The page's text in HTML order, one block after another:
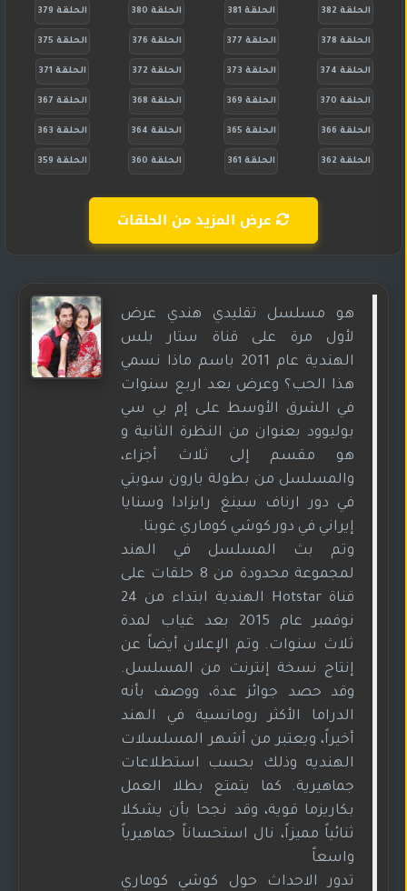
الحلقة 382 الحلقة 381 الحلقة 380 الحلقة 379
الحلقة 378 الحلقة 377 الحلقة 376 الحلقة 375
الحلقة 374 الحلقة 373 الحلقة 372 الحلقة 371
الحلقة 370 الحلقة 369 الحلقة 368 الحلقة 367
الحلقة 366 الحلقة 365 الحلقة 364 الحلقة 363
الحلقة 362 الحلقة 361 الحلقة 360 الحلقة 359
عرض المزيد من الحلقات
هو مسلسل تقليدي هندي عرض
لأول مرة على قناة ستار بلس
الهندية عام 2011 باسم ماذا نسمي
هذا الحب؟ وعرض بعد اربع سنوات
في الشرق الأوسط على إم بي سي
بوليوود بعنوان من النظرة الثانية و
هو مقسم إلى ثلاث أجزاء،
والمسلسل من بطولة بارون سوبتي
في دور ارناف سينغ رايزادا وسنايا
إيراني في دور كوشي كوماري غوبتا.
وتم بث المسلسل في الهند
لمجموعة محدودة من 8 حلقات على
قناة Hotstar الهندية ابتداء من 24
نوفمبر عام 2015 بعد غياب لمدة
ثلاث سنوات. وتم الإعلان أيضاً عن
إنتاج نسخة إنترنت من المسلسل.
وقد حصد جوائز عدة، ووصف بأنه
الدراما الأكثر رومانسية في الهند
أخيراً، ويعتبر من أشهر المسلسلات
الهنديه وذلك بحسب استطلاعات
جماهيرية. كما يتمتع بطلا العمل
بكاريزما قوية، وقد نجحا بأن يشكلا
ثنائياً مميزاً، نال استحساناً جماهيرياً
واسعاً
تدور الاحداث حول كوشي كوماري